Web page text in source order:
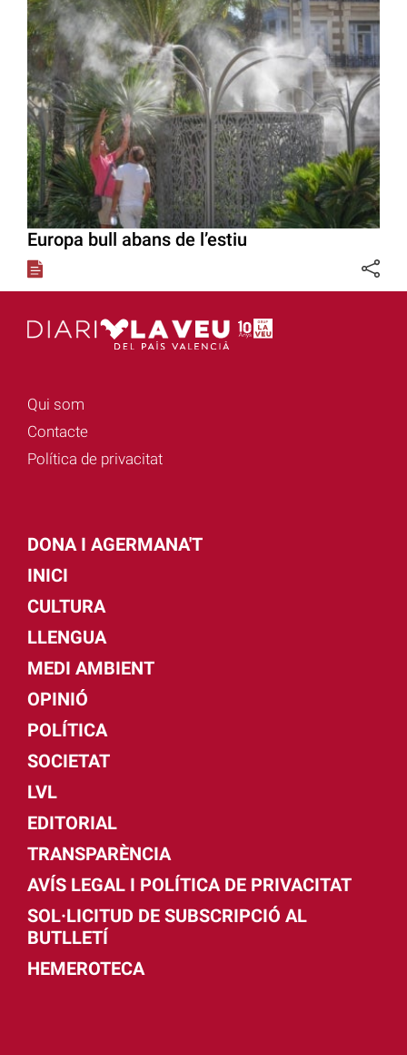
Europa bull abans de l’estiu
Qui som
Contacte
Política de privacitat
DONA I AGERMANA'T
INICI
CULTURA
LLENGUA
MEDI AMBIENT
OPINIÓ
POLÍTICA
SOCIETAT
LVL
EDITORIAL
TRANSPARÈNCIA
AVÍS LEGAL I POLÍTICA DE PRIVACITAT
SOL·LICITUD DE SUBSCRIPCIÓ AL
BUTLLETÍ
HEMEROTECA